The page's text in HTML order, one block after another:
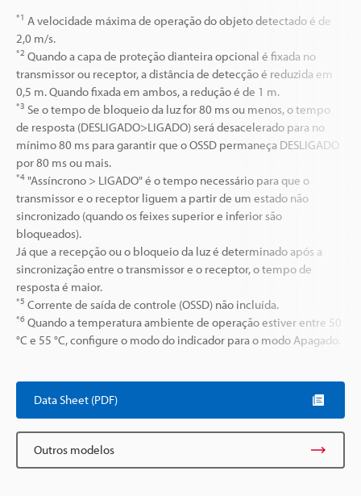
*1 A velocidade máxima de operação do objeto detectado é de
2,0 m/s.
*2 Quando a capa de proteção dianteira opcional é fixada no
transmissor ou receptor, a distância de detecção é reduzida em
0,5 m. Quando fixada em ambos, a redução é de 1 m.
*3 Se o tempo de bloqueio da luz for 80 ms ou menos, o tempo
de resposta (DESLIGADO>LIGADO) será desacelerado para no
mínimo 80 ms para garantir que o OSSD permaneça DESLIGADO
por 80 ms ou mais.
*4 "Assíncrono > LIGADO" é o tempo necessário para que o
transmissor e o receptor liguem a partir de um estado não
sincronizado (quando os feixes superior e inferior são
bloqueados).
Já que a recepção ou o bloqueio da luz é determinado após a
sincronização entre o transmissor e o receptor, o tempo de
resposta é maior.
*5 Corrente de saída de controle (OSSD) não incluída.
*6 Quando a temperatura ambiente de operação estiver entre 50
°C e 55 °C, configure o modo do indicador para o modo Apagado.
Data Sheet (PDF)
Outros modelos